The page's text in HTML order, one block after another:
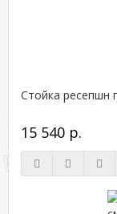
Стойка ресепшн
15 540 р.